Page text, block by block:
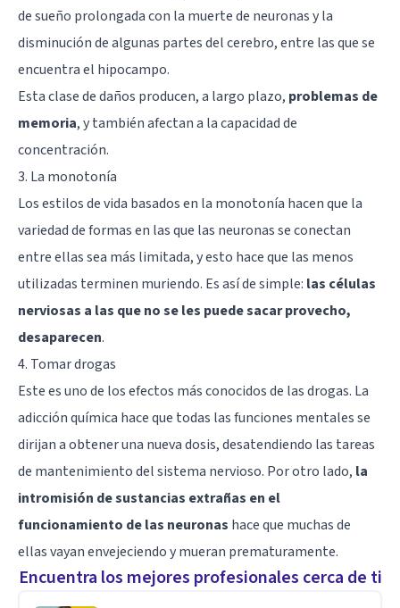
de sueño prolongada con la muerte de neuronas y la
disminución de algunas partes del cerebro, entre las que se
encuentra el hipocampo.
Esta clase de daños producen, a largo plazo, problemas de
memoria, y también afectan a la capacidad de
concentración.
3. La monotonía
Los estilos de vida basados en la monotonía hacen que la
variedad de formas en las que las neuronas se conectan
entre ellas sea más limitada, y esto hace que las menos
utilizadas terminen muriendo. Es así de simple: las células
nerviosas a las que no se les puede sacar provecho,
desaparecen.
4. Tomar drogas
Este es uno de los efectos más conocidos de las drogas. La
adicción química hace que todas las funciones mentales se
dirijan a obtener una nueva dosis, desatendiendo las tareas
de mantenimiento del sistema nervioso. Por otro lado, la
intromisión de sustancias extrañas en el
funcionamiento de las neuronas hace que muchas de
ellas vayan envejeciendo y mueran prematuramente.
Encuentra los mejores profesionales cerca de ti